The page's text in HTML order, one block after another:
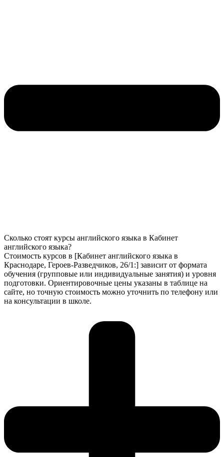
Сколько стоят курсы английского языка в Кабинет
английского языка?
Стоимость курсов в [Кабинет английского языка в
Краснодаре, Героев-Разведчиков, 26/1:] зависит от формата
обучения (групповые или индивидуальные занятия) и уровня
подготовки. Ориентировочные цены указаны в таблице на
сайте, но точную стоимость можно уточнить по телефону или
на консультации в школе.